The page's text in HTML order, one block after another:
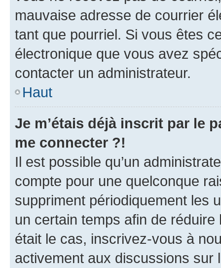
mauvaise adresse de courrier
tant que pourriel. Si vous êtes
électronique que vous avez
contacter un administrateur.
Haut
Je m’étais déjà inscrit par le
me connecter ?!
Il est possible qu’un
compte pour une quelconque
suppriment périodiquement les
un certain temps afin de
était le cas, inscrivez-vous à
activement aux discussions sur